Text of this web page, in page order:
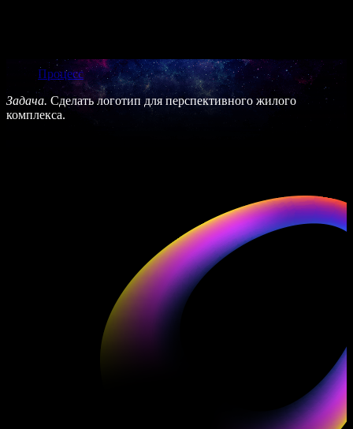
Описание
Процесс
Задача. Сделать логотип для перспективного жилого
комплекса.